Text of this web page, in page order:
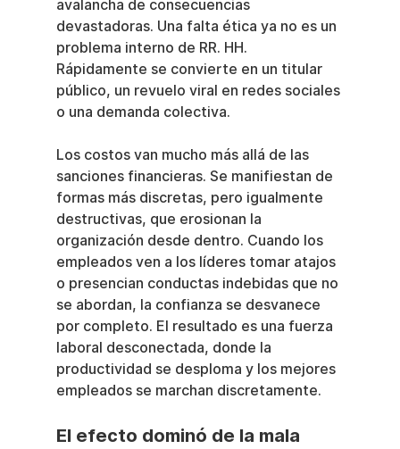
avalancha de consecuencias
devastadoras. Una falta ética ya no es un
problema interno de RR. HH.
Rápidamente se convierte en un titular
público, un revuelo viral en redes sociales
o una demanda colectiva.
Los costos van mucho más allá de las
sanciones financieras. Se manifiestan de
formas más discretas, pero igualmente
destructivas, que erosionan la
organización desde dentro. Cuando los
empleados ven a los líderes tomar atajos
o presencian conductas indebidas que no
se abordan, la confianza se desvanece
por completo. El resultado es una fuerza
laboral desconectada, donde la
productividad se desploma y los mejores
empleados se marchan discretamente.
El efecto dominó de la mala